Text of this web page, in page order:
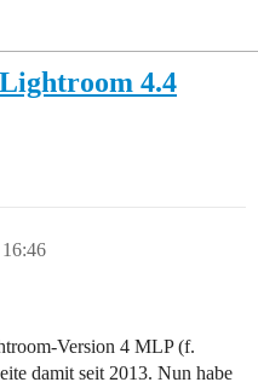
4.4
Version 4 MLP (f.
damit seit 2013. Nun habe